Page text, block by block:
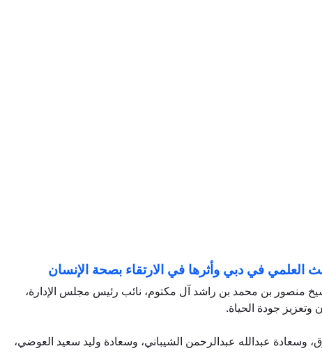
في دبي وأثرها في الارتقاء بصحة الإنسان
منصور بن محمد بن راشد آل مكتوم، نائب رئيس مجلس الإدارة،
جودة الحياة.
وسعادة عبدالله عبدالرحمن الشيباني، وسعادة وليد سعيد العوضي،